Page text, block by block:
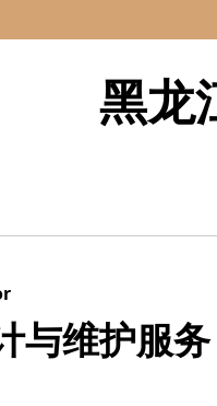
黑龙
与维护服务